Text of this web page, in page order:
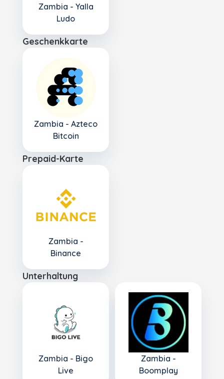
Zambia - Yalla
Ludo
Geschenkkarte
Zambia - Azteco
Bitcoin
Prepaid-Karte
Zambia -
Binance
Unterhaltung
Zambia - Bigo
Live
Zambia -
Boomplay